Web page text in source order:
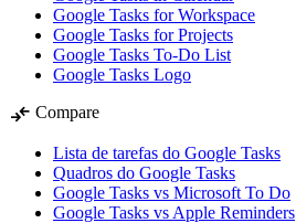
Google Tasks for Workspace
Google Tasks for Projects
Google Tasks To-Do List
Google Tasks Logo
compare_arrows Compare
Lista de tarefas do Google Tasks
Quadros do Google Tasks
Google Tasks vs Microsoft To Do
Google Tasks vs Apple Reminders